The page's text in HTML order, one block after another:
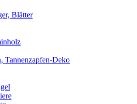
Blätter
Tannenzapfen-Deko